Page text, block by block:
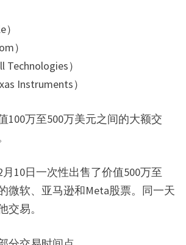
）
）
Instruments）
100万至500万美元之间的大额交
10日一次性出售了价值500万至
微软、亚马逊和Meta股票。同一天
交易。